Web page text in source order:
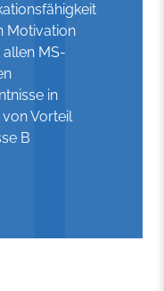
Motivation
MS-
in
Vorteil
B